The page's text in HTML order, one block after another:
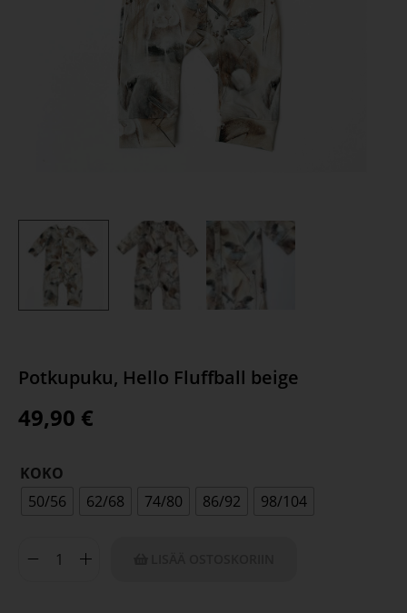
Potkupuku, Hello Fluffball beige
49,90 €
KOKO
50/56
62/68 74/80 86/92 98/104